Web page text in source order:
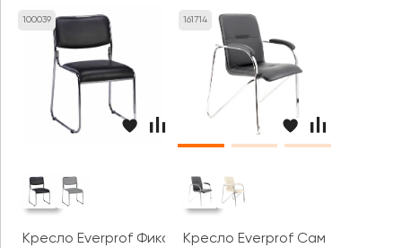
100039
Кресло Everprof Фикс Хром / Fix Chrome
161714
Кресло Everprof Самба СФ /